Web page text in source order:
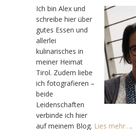
Ich bin Alex und
schreibe hier über
gutes Essen und
allerlei
kulinarisches in
meiner Heimat
Tirol. Zudem liebe
ich fotografieren –
beide
Leidenschaften
verbinde ich hier
auf meinem Blog. Lies mehr….